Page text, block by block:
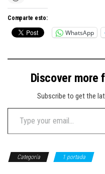
Comparte esto:
WhatsApp
Discover more
Subscribe to get the
Type your email…
Categoría 1 portada